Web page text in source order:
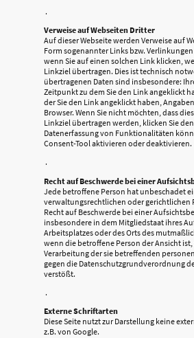
.
Verweise auf Webseiten Dritter
Auf dieser Webseite werden Verweise auf
Form sogenannter Links bzw.
wenn Sie auf einen solchen Link klicken,
Linkziel übertragen. Dies ist technisch
übertragenen Daten sind insbesondere:
Zeitpunkt zu dem Sie den Link angeklickt
der Sie den Link angeklickt haben,
Browser. Wenn Sie nicht möchten, dass
Linkziel übertragen werden, klicken Sie
Datenerfassung von Funktionalitäten
Consent-Tool aktivieren oder deaktivieren.
.
Recht auf Beschwerde bei einer
Jede betroffene Person hat unbeschadet
verwaltungsrechtlichen oder gerichtlichen
Recht auf Beschwerde bei einer
insbesondere in dem Mitgliedstaat ihres
Arbeitsplatzes oder des Orts des
wenn die betroffene Person der Ansicht ist,
Verarbeitung der sie betreffenden
gegen die Datenschutzgrundverordnung
verstößt.
.
Externe Schriftarten
Diese Seite nutzt zur Darstellung keine
z.B. von Google.